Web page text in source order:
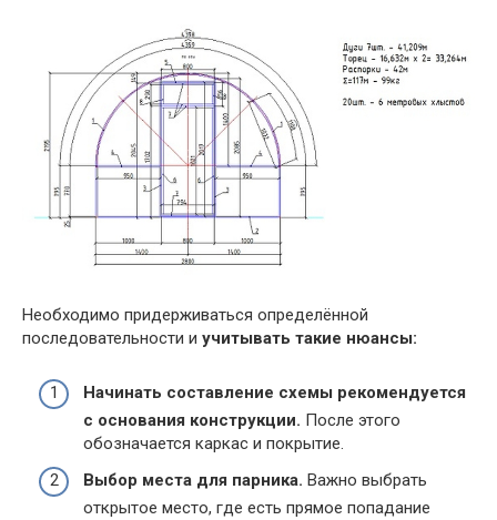
Необходимо придерживаться определённой
последовательности и учитывать такие нюансы:
Начинать составление схемы рекомендуется
с основания конструкции. После этого
обозначается каркас и покрытие.
Выбор места для парника. Важно выбрать
открытое место, где есть прямое попадание